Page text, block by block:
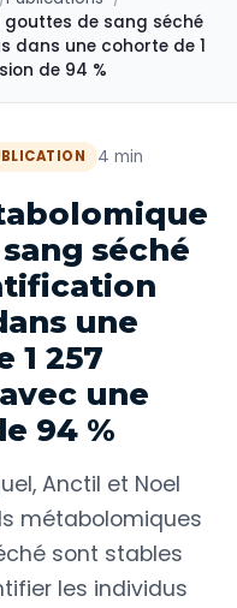
gouttes de sang séché
dans une cohorte de 1
de 94 %
4 min
séché
une
1 257
une
94 %
Anctil et Noel
métabolomiques
sont stables
les individus